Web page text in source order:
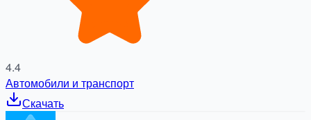
4.4
Автомобили и транспорт
Скачать